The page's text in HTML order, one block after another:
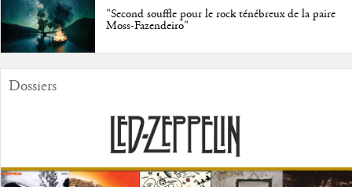
"Second souffle pour le rock ténébreux de la paire
Moss-Fazendeiro"
Dossiers